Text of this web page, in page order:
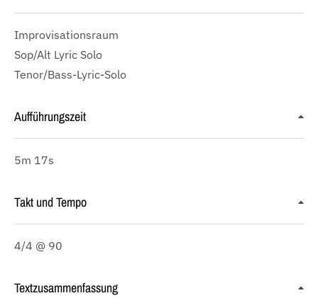
Improvisationsraum
Sop/Alt Lyric Solo
Tenor/Bass-Lyric-Solo
Aufführungszeit
5m 17s
Takt und Tempo
4/4 @ 90
Textzusammenfassung